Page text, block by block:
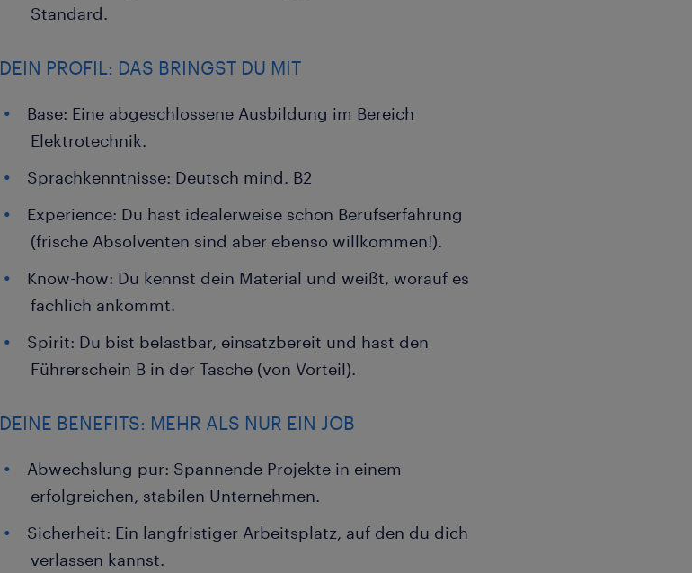
Standard.
DEIN PROFIL: DAS BRINGST DU MIT
Base: Eine abgeschlossene Ausbildung im Bereich
Elektrotechnik.
Sprachkenntnisse: Deutsch mind. B2
Experience: Du hast idealerweise schon Berufserfahrung
(frische Absolventen sind aber ebenso willkommen!).
Know-how: Du kennst dein Material und weißt, worauf es
fachlich ankommt.
Spirit: Du bist belastbar, einsatzbereit und hast den
Führerschein B in der Tasche (von Vorteil).
DEINE BENEFITS: MEHR ALS NUR EIN JOB
Abwechslung pur: Spannende Projekte in einem
erfolgreichen, stabilen Unternehmen.
Sicherheit: Ein langfristiger Arbeitsplatz, auf den du dich
verlassen kannst.